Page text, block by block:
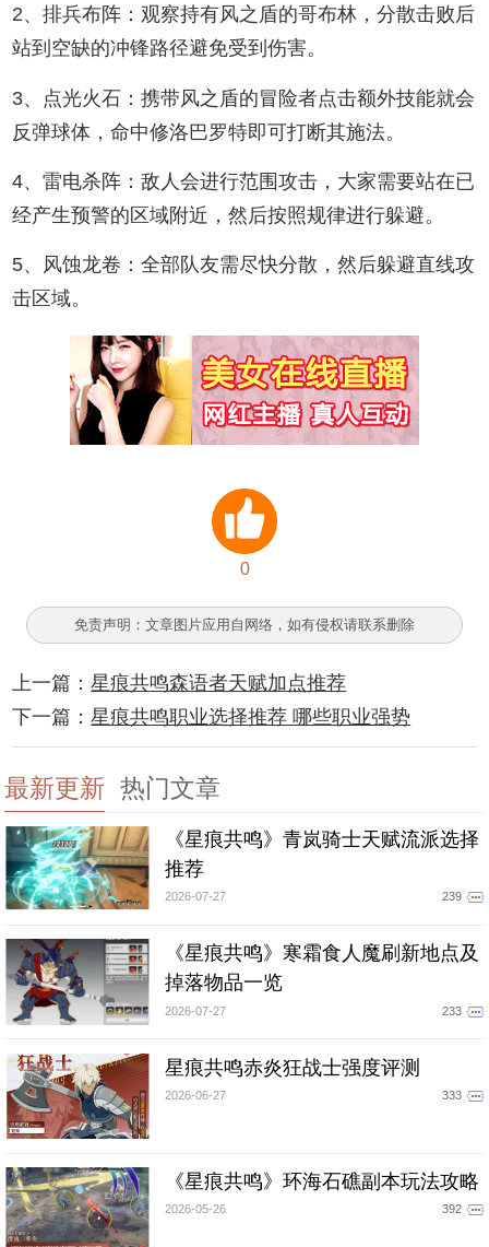
2、排兵布阵：观察持有风之盾的哥布林，分散击败后
站到空缺的冲锋路径避免受到伤害。
3、点光火石：携带风之盾的冒险者点击额外技能就会
反弹球体，命中修洛巴罗特即可打断其施法。
4、雷电杀阵：敌人会进行范围攻击，大家需要站在已
经产生预警的区域附近，然后按照规律进行躲避。
5、风蚀龙卷：全部队友需尽快分散，然后躲避直线攻
击区域。
0
免责声明：文章图片应用自网络，如有侵权请联系删除
上一篇：星痕共鸣森语者天赋加点推荐
下一篇：星痕共鸣职业选择推荐 哪些职业强势
最新更新 热门文章
《星痕共鸣》青岚骑士天赋流派选择
推荐
2026-07-27 239
《星痕共鸣》寒霜食人魔刷新地点及
掉落物品一览
2026-07-27 233
星痕共鸣赤炎狂战士强度评测
2026-06-27 333
《星痕共鸣》环海石礁副本玩法攻略
2026-05-26 392